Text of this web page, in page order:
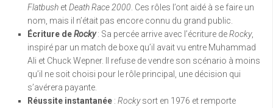
Flatbush etDeath Race 2000. Ces rôles l’ont aidé à se faire un
nom, mais il n’était pas encore connu du grand public.
Écriture deRocky: Sa percée arrive avec l’écriture deRocky,
inspiré par un match de boxe qu’il avait vu entre Muhammad
Ali et Chuck Wepner. Il refuse de vendre son scénario à moins
qu’il ne soit choisi pour le rôle principal, une décision qui
s’avérera payante.
Réussite instantanée : Rockysort en 1976 et remporte